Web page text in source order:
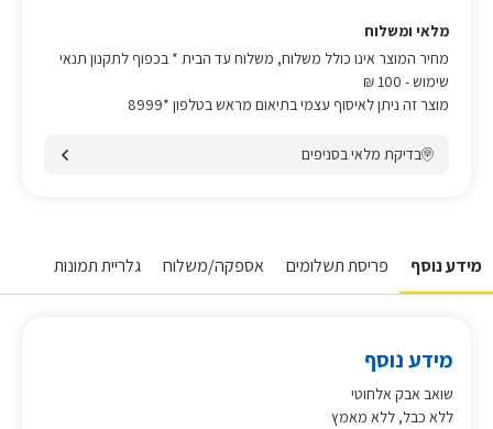
מלאי ומשלוח
מחיר המוצר אינו כולל משלוח, משלוח עד הבית * בכפוף לתקנון תנאי
שימוש- 100 ₪
מוצר זה ניתן לאיסוף עצמי בתיאום מראש בטלפון *8999
בדיקת מלאי בסניפים
מידע נוסף פריסת תשלומים אספקה/משלוח גלריית תמונות
מידע נוסף
שואב אבק אלחוטי
ללא כבל, ללא מאמץ